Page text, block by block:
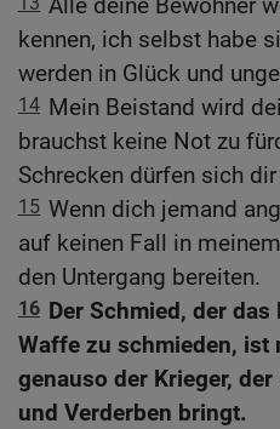
Alle deine Bewohner
kennen, ich selbst habe
werden in Glück und
14 Mein Beistand wird
brauchst keine Not zu
Schrecken dürfen sich
15 Wenn dich jemand
auf keinen Fall in
den Untergang bereiten.
16 Der Schmied, der
Waffe zu schmieden, ist
genauso der Krieger,
und Verderben bringt.